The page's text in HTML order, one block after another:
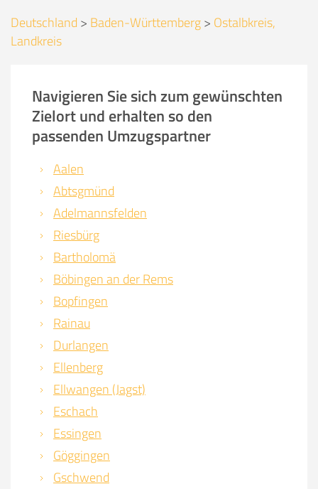
Deutschland > Baden-Württemberg> Ostalbkreis,
Landkreis
Navigieren Sie sich zum gewünschten
Zielort und erhalten so den
passenden Umzugspartner
Aalen
Abtsgmünd
Adelmannsfelden
Riesbürg
Bartholomä
Böbingen an der Rems
Bopfingen
Rainau
Durlangen
Ellenberg
Ellwangen (Jagst)
Eschach
Essingen
Göggingen
Gschwend